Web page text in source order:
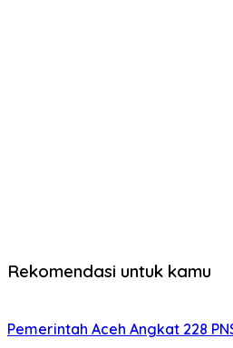
Rekomendasi untuk kamu
Pemerintah Aceh Angkat 228